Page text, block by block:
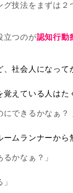
技法をまずは２
立つのが認知行動
社会人になって
えている人はた
できるかなぁ？
ムランナーから
かなぁ？」